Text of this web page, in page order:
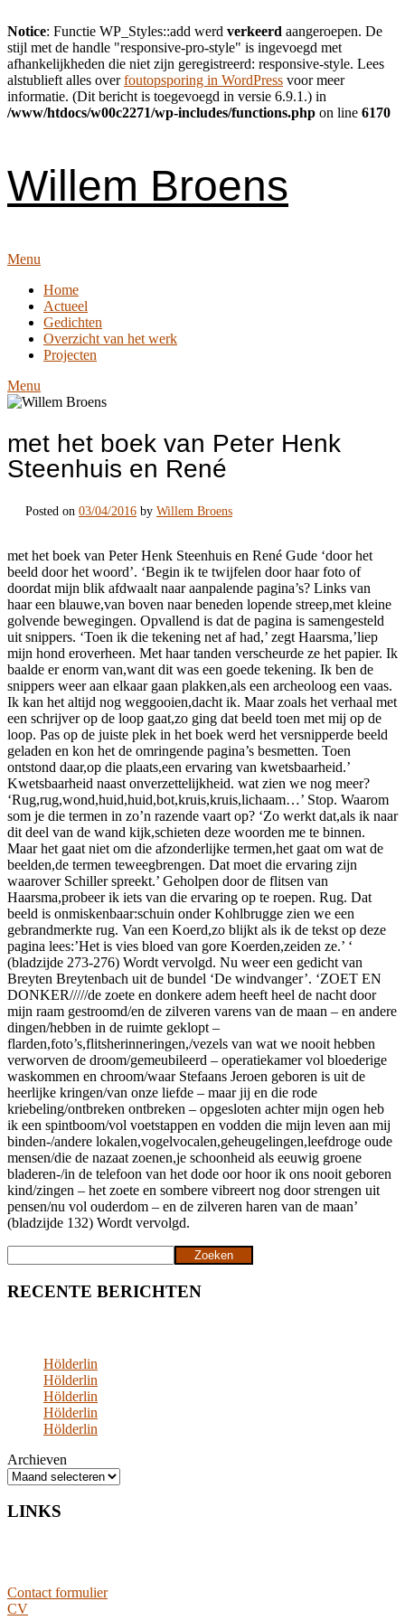
Notice: Functie WP_Styles::add werd verkeerd aangeroepen. De
stijl met de handle "responsive-pro-style" is ingevoegd met
afhankelijkheden die niet zijn geregistreerd: responsive-style. Lees
alstublieft alles overfoutopsporing in WordPress voor meer
informatie. (Dit bericht is toegevoegd in versie 6.9.1.) in
/www/htdocs/w00c2271/wp-includes/functions.php on line 6170
Willem Broens
Menu
Home
Actueel
Gedichten
Overzicht van het werk
Projecten
Menu
met het boek van Peter Henk
Steenhuis en René
Posted on 03/04/2016 by Willem Broens
met het boek van Peter Henk Steenhuis en René Gude ‘door het
beeld door het woord’. ‘Begin ik te twijfelen door haar foto of
doordat mijn blik afdwaalt naar aanpalende pagina’s? Links van
haar een blauwe,van boven naar beneden lopende streep,met kleine
golvende bewegingen. Opvallend is dat de pagina is samengesteld
uit snippers. ‘Toen ik die tekening net af had,’ zegt Haarsma,’liep
mijn hond eroverheen. Met haar tanden verscheurde ze het papier. Ik
baalde er enorm van,want dit was een goede tekening. Ik ben de
snippers weer aan elkaar gaan plakken,als een archeoloog een vaas.
Ik kan het altijd nog weggooien,dacht ik. Maar zoals het verhaal met
een schrijver op de loop gaat,zo ging dat beeld toen met mij op de
loop. Pas op de juiste plek in het boek werd het versnipperde beeld
geladen en kon het de omringende pagina’s besmetten. Toen
ontstond daar,op die plaats,een ervaring van kwetsbaarheid.’
Kwetsbaarheid naast onverzettelijkheid. wat zien we nog meer?
‘Rug,rug,wond,huid,huid,bot,kruis,kruis,lichaam…’ Stop. Waarom
som je die termen in zo’n razende vaart op? ‘Zo werkt dat,als ik naar
dit deel van de wand kijk,schieten deze woorden me te binnen.
Maar het gaat niet om die afzonderlijke termen,het gaat om wat de
beelden,de termen teweegbrengen. Dat moet die ervaring zijn
waarover Schiller spreekt.’ Geholpen door de flitsen van
Haarsma,probeer ik iets van die ervaring op te roepen. Rug. Dat
beeld is onmiskenbaar:schuin onder Kohlbrugge zien we een
gebrandmerkte rug. Van een Koerd,zo blijkt als ik de tekst op deze
pagina lees:’Het is vies bloed van gore Koerden,zeiden ze.’ ‘
(bladzijde 273-276) Wordt vervolgd. Nu weer een gedicht van
Breyten Breytenbach uit de bundel ‘De windvanger’. ‘ZOET EN
DONKER/////de zoete en donkere adem heeft heel de nacht door
mijn raam gestroomd/en de zilveren varens van de maan – en andere
dingen/hebben in de ruimte geklopt –
flarden,foto’s,flitsherinneringen,/vezels van wat we nooit hebben
verworven de droom/gemeubileerd – operatiekamer vol bloederige
waskommen en chroom/waar Stefaans Jeroen geboren is uit de
heerlijke kringen/van onze liefde – maar jij en die rode
kriebeling/ontbreken ontbreken – opgesloten achter mijn ogen heb
ik een spintboom/vol voetstappen en vodden die mijn leven aan mij
binden-/andere lokalen,vogelvocalen,geheugelingen,leefdroge oude
mensen/die de nazaat zoenen,je schoonheid als eeuwig groene
bladeren-/in de telefoon van het dode oor hoor ik ons nooit geboren
kind/zingen – het zoete en sombere vibreert nog door strengen uit
pensen/nu vol ouderdom – en de zilveren haren van de maan’
(bladzijde 132) Wordt vervolgd.
Zoeken
RECENTE BERICHTEN
Hölderlin
Hölderlin
Hölderlin
Hölderlin
Hölderlin
Archieven
LINKS
Contact formulier
CV